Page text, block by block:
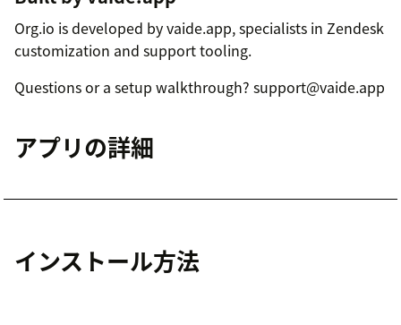
Org.io is developed by vaide.app, specialists in Zendesk
customization and support tooling.
Questions or a setup walkthrough? support@vaide.app
アプリの詳細
インストール方法